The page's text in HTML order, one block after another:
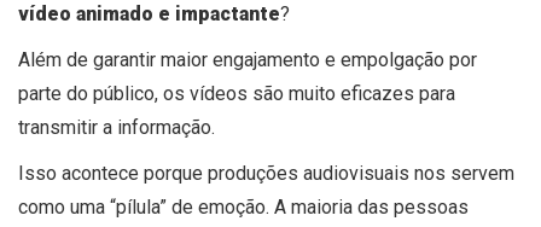
vídeo animado e impactante?
Além de garantir maior engajamento e empolgação por
parte do público, os vídeos são muito eficazes para
transmitir a informação.
Isso acontece porque produções audiovisuais nos servem
como uma “pílula” de emoção. A maioria das pessoas